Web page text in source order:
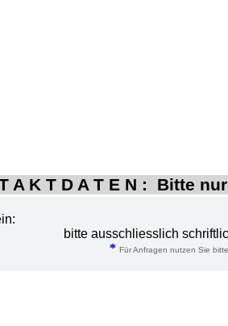
A K T D A T E N : Bitte
bitte ausschliesslich
* Für Anfragen nutzen Sie